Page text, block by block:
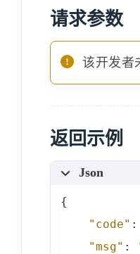
请求参数
该开发者
返回示例
Json
{
"code" :
"msg" :